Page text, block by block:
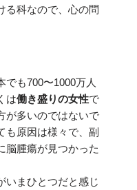
る科なので、心の問
でも700〜1000万人
は働き盛りの女性で
が多いのではないで
も原因は様々で、副
脳腫瘍が見つかった
いまひとつだと感じ